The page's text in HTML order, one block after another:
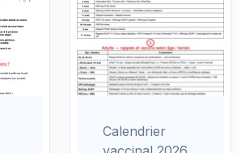
Calendrier